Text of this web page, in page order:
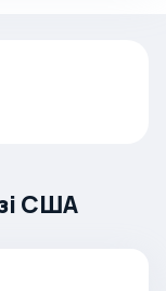
США